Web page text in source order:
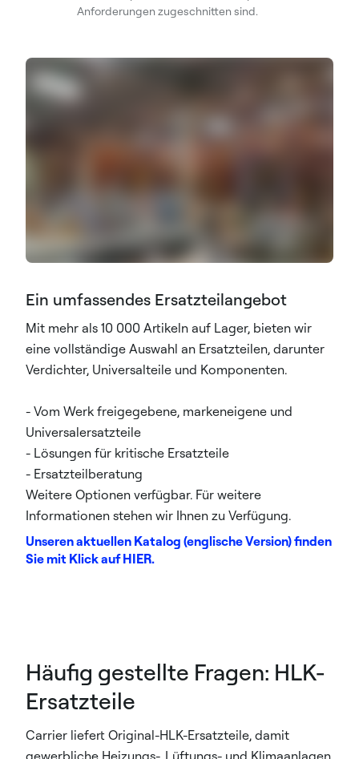
Anforderungen zugeschnitten sind.
Ein umfassendes Ersatzteilangebot
Mit mehr als 10 000 Artikeln auf Lager, bieten wir
eine vollständige Auswahl an Ersatzteilen, darunter
Verdichter, Universalteile und Komponenten.
- Vom Werk freigegebene, markeneigene und
Universalersatzteile
- Lösungen für kritische Ersatzteile
- Ersatzteilberatung
Weitere Optionen verfügbar. Für weitere
Informationen stehen wir Ihnen zu Verfügung.
Unseren aktuellen Katalog (englische Version) finden
Sie mit Klick auf HIER.
Häufig gestellte Fragen: HLK-
Ersatzteile
Carrier liefert Original-HLK-Ersatzteile, damit
gewerbliche Heizungs-, Lüftungs- und Klimaanlagen